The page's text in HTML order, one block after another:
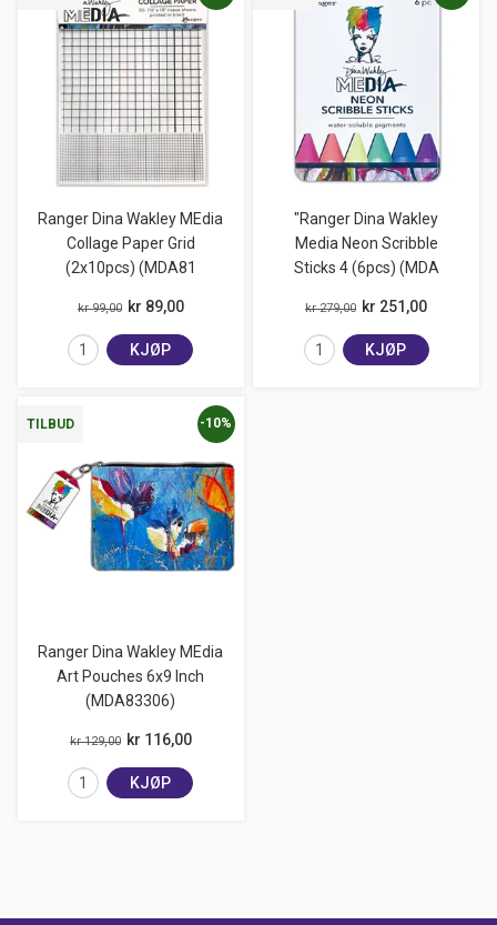
Ranger Dina Wakley MEdia
Collage Paper Grid
(2x10pcs) (MDA81
kr 99,00 kr 89,00
KJØP
"Ranger Dina Wakley
Media Neon Scribble
Sticks 4 (6pcs) (MDA
kr 279,00 kr 251,00
KJØP
TILBUD
Ranger Dina Wakley MEdia
Art Pouches 6x9 Inch
(MDA83306)
-10%
kr 129,00 kr 116,00
KJØP